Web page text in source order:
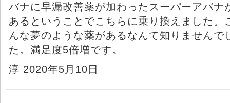
バナに早漏改善薬が加わったスーパーアバナ
あるということでこちらに乗り換えました。
んな夢のような薬があるなんて知りませんで
た。満足度5倍増です。
淳 2020年5月10日